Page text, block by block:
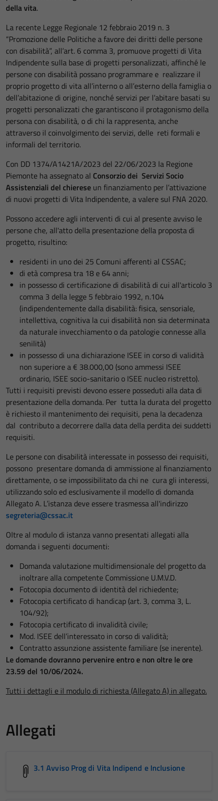
della vita.
La recente Legge Regionale 12 febbraio 2019 n. 3
“Promozione delle Politiche a favore dei diritti delle persone
con disabilità”, all’art. 6 comma 3, promuove progetti di Vita
Indipendente sulla base di progetti personalizzati, affinché le
persone con disabilità possano programmare e realizzare il
proprio progetto di vita all’interno o all’esterno della famiglia o
dell’abitazione di origine, nonché servizi per l’abitare basati su
progetti personalizzati che garantiscono il protagonismo della
persona con disabilità, o di chi la rappresenta, anche
attraverso il coinvolgimento dei servizi, delle reti formali e
informali del territorio.
Con DD 1374/A1421A/2023 del 22/06/2023 la Regione
Piemonte ha assegnato al Consorzio dei Servizi Socio
Assistenziali del chierese un finanziamento per l’attivazione
di nuovi progetti di Vita Indipendente, a valere sul FNA 2020.
Possono accedere agli interventi di cui al presente avviso le
persone che, all'atto della presentazione della proposta di
progetto, risultino:
residenti in uno dei 25 Comuni afferenti al CSSAC;
di età compresa tra 18 e 64 anni;
in possesso di certificazione di disabilità di cui all'articolo 3
comma 3 della legge 5 febbraio 1992, n.104
(indipendentemente dalla disabilità: fisica, sensoriale,
intellettiva, cognitiva la cui disabilità non sia determinata
da naturale invecchiamento o da patologie connesse alla
senilità)
in possesso di una dichiarazione ISEE in corso di validità
non superiore a€ 38.000,00 (sono ammessi ISEE
ordinario, ISEE socio-sanitario o ISEE nucleo ristretto).
Tutti i requisiti previsti devono essere posseduti alla data di
presentazione della domanda. Per tutta la durata del progetto
è richiesto il mantenimento dei requisiti, pena la decadenza
dal contributo a decorrere dalla data della perdita dei suddetti
requisiti.
Le persone con disabilità interessate in possesso dei requisiti,
possono presentare domanda di ammissione al finanziamento
direttamente, o se impossibilitato da chi ne cura gli interessi,
utilizzando solo ed esclusivamente il modello di domanda
Allegato A. L’istanza deve essere trasmessa all'indirizzo
segreteria@cssac.it
Oltre al modulo di istanza vanno presentati allegati alla
domanda i seguenti documenti:
Domanda valutazione multidimensionale del progetto da
inoltrare alla competente Commissione U.M.V.D.
Fotocopia documento di identità del richiedente;
Fotocopia certificato di handicap (art. 3, comma 3, L.
104/92);
Fotocopia certificato di invalidità civile;
Mod. ISEE dell’interessato in corso di validità;
Contratto assunzione assistente familiare (se inerente).
Le domande dovranno pervenire entro e non oltre le ore
23.59 del 10/06/2024.
Tutti i dettagli e il modulo di richiesta (Allegato A) in allegato.
Allegati
3.1 Avviso Prog di Vita Indipend e Inclusione